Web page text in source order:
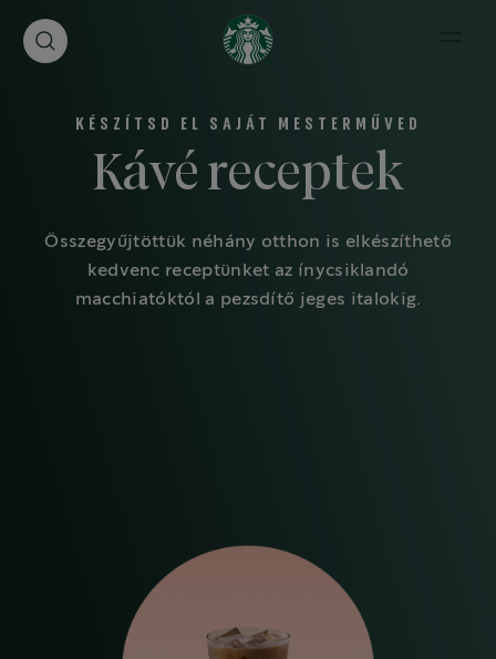
KÉSZÍTSD EL SAJÁT MESTERMŰVED
Kávé receptek
Összegyűjtöttük néhány otthon is elkészíthető
kedvenc receptünket az ínycsiklandó
macchiatóktól a pezsdítő jeges italokig.